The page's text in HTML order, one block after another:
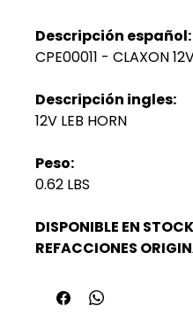
Descripción español:
CPE00011 - CLAXON
Descripción ingles:
12V LEB HORN
Peso:
0.62 LBS
DISPONIBLE EN STOCK
REFACCIONES